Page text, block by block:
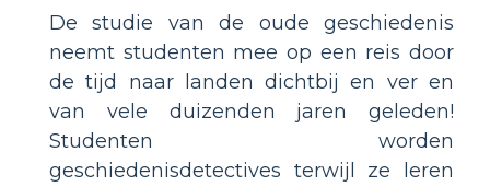
De studie van de oude geschiedenis
neemt studenten mee op een reis door
de tijd naar landen dichtbij en ver en
van vele duizenden jaren geleden!
Studenten worden
geschiedenisdetectives terwijl ze leren